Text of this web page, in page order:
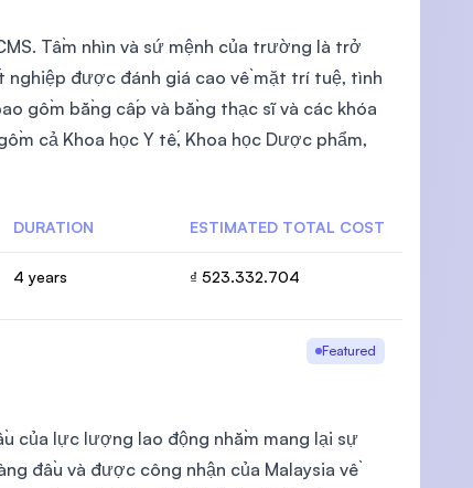
Tầm nhìn và sứ mệnh của trường là trở
nghiệp được đánh giá cao về mặt trí tuệ, tình
gồm bằng cấp và bằng thạc sĩ và các khóa
cả Khoa học Y tế, Khoa học Dược phẩm,
DURATION ESTIMATED TOTAL COST
4 years ₫ 523.332.704
Featured
của lực lượng lao động nhằm mang lại sự
đầu và được công nhận của Malaysia về